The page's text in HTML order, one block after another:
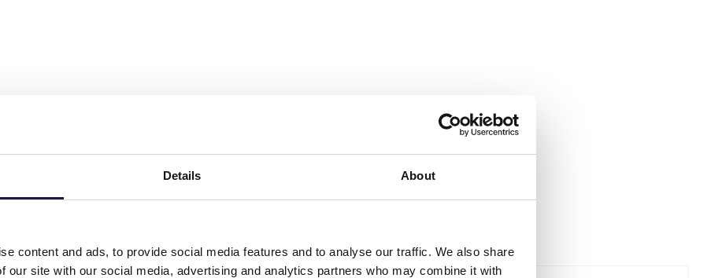
Details About
content and ads, to provide social media features and to analyse our traffic. We also share
our site with our social media, advertising and analytics partners who may combine it with
of Socks Size 38-45 Flamingos"